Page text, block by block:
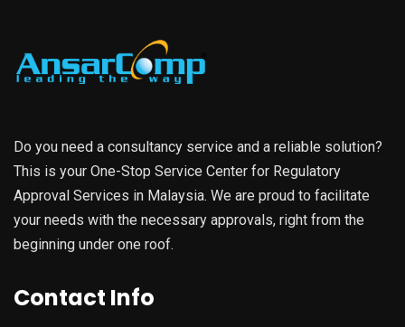
Do you need a consultancy service and a reliable solution?
This is your One-Stop Service Center for Regulatory
Approval Services in Malaysia. We are proud to facilitate
your needs with the necessary approvals, right from the
beginning under one roof.
Contact Info